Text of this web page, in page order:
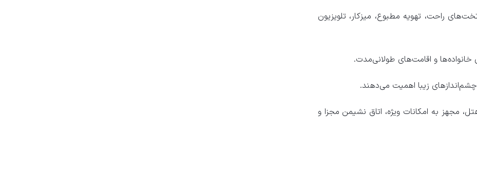
راحت، تهویه مطبوع، میزکار، تلویزیون
خانواده‌ها و اقامت‌های طولانی‌مدت.
زیبا اهمیت می‌دهند.
مجهز به امکانات ویژه، اتاق نشیمن مجزا و